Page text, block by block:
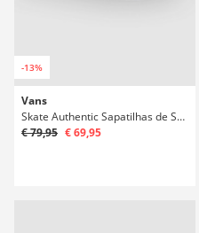
-13%
Vans
Skate Authentic Sapatilhas de Skate
€ 79,95 € 69,95